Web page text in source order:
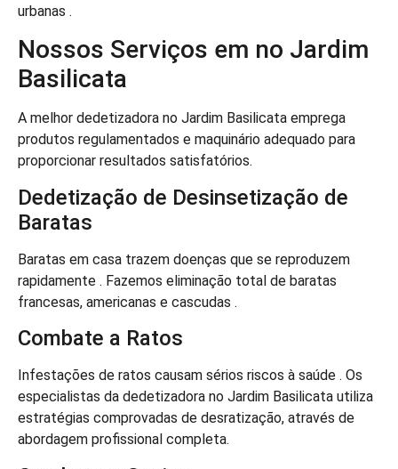
urbanas .
Nossos Serviços em no Jardim
Basilicata
A melhor dedetizadora no Jardim Basilicata emprega
produtos regulamentados e maquinário adequado para
proporcionar resultados satisfatórios.
Dedetização de Desinsetização de
Baratas
Baratas em casa trazem doenças que se reproduzem
rapidamente . Fazemos eliminação total de baratas
francesas, americanas e cascudas .
Combate a Ratos
Infestações de ratos causam sérios riscos à saúde . Os
especialistas da dedetizadora no Jardim Basilicata utiliza
estratégias comprovadas de desratização, através de
abordagem profissional completa.